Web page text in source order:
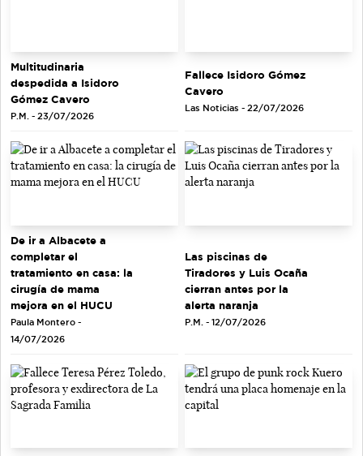
Multitudinaria
despedida a Isidoro
Gómez Cavero
P.M. - 23/07/2026
Fallece Isidoro Gómez
Cavero
Las Noticias - 22/07/2026
De ir a Albacete a
completar el
tratamiento en casa: la
cirugía de mama
mejora en el HUCU
Paula Montero -
14/07/2026
Las piscinas de
Tiradores y Luis Ocaña
cierran antes por la
alerta naranja
P.M. - 12/07/2026